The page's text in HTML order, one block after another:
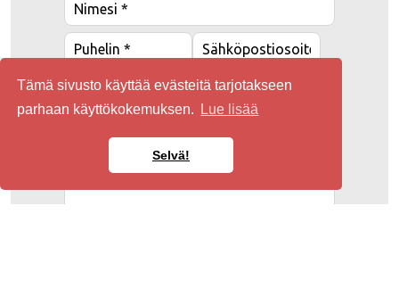
Tämä sivusto käyttää evästeitä tarjotakseen
parhaan käyttökokemuksen.
Lue lisää
Selvä!